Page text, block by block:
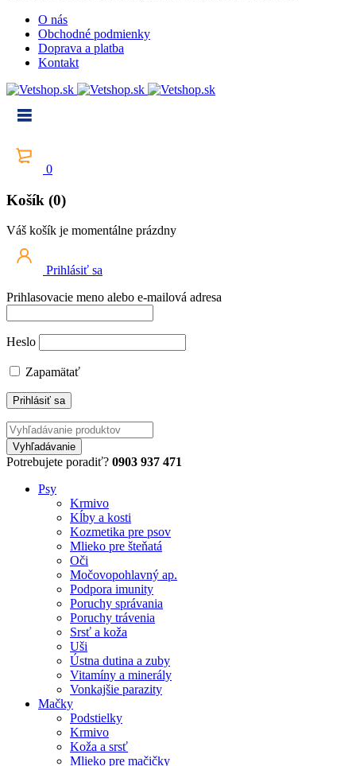
O nás
Obchodné podmienky
Doprava a platba
Kontakt
0
Košík (0)
Váš košík je momentálne prázdny
Prihlásiť sa
Prihlasovacie meno alebo e-mailová adresa
Heslo
Zapamätať
Potrebujete poradiť? 0903 937 471
Psy
Krmivo
Kĺby a kosti
Kozmetika pre psov
Mlieko pre šteňatá
Oči
Močovopohlavný ap.
Podpora imunity
Poruchy správania
Poruchy trávenia
Srsť a koža
Uši
Ústna dutina a zuby
Vitamíny a minerály
Vonkajšie parazity
Mačky
Podstielky
Krmivo
Koža a srsť
Mlieko pre mačičky